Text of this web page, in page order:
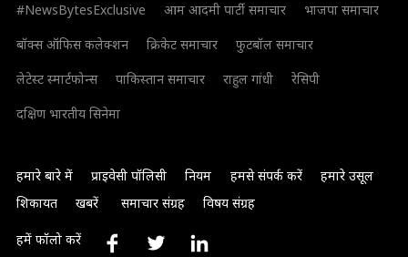
#NewsBytesExclusive
आम आदमी पार्टी समाचार
भाजपा समाचार
बॉक्स ऑफिस कलेक्शन
क्रिकेट समाचार
फुटबॉल समाचार
लेटेस्ट स्मार्टफोन्स
पाकिस्तान समाचार राहुल गांधी
रेसिपी
दक्षिण भारतीय सिनेमा
हमारे बारे में प्राइवेसी पॉलिसी नियम हमसे संपर्क करें
हमारे उसूल
शिकायत
खबरें समाचार संग्रह विषय संग्रह
हमें फॉलो करें